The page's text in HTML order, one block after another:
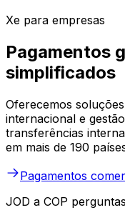
Xe para empresas
Pagamentos
simplificados
Oferecemos
internacional e
transferências
em mais de 190
Pagamentos
JOD a COP